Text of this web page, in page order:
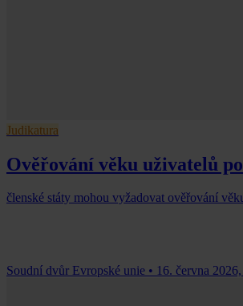
Judikatura
Ověřování věku uživatelů
členské státy mohou vyžadovat ověřování
Soudní dvůr Evropské unie • 16. června